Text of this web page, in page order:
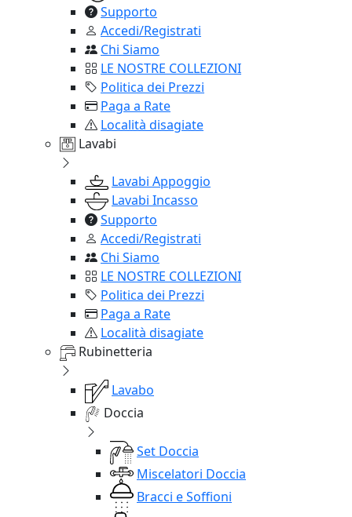
Supporto
Accedi/Registrati
Chi Siamo
LE NOSTRE COLLEZIONI
Politica dei Prezzi
Paga a Rate
Località disagiate
Lavabi
Lavabi Appoggio
Lavabi Incasso
Supporto
Accedi/Registrati
Chi Siamo
LE NOSTRE COLLEZIONI
Politica dei Prezzi
Paga a Rate
Località disagiate
Rubinetteria
Lavabo
Doccia
Set Doccia
Miscelatori Doccia
Bracci e Soffioni